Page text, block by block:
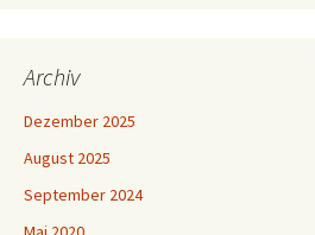
Archiv
Dezember 2025
August 2025
September 2024